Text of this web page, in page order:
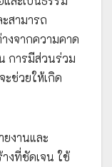
สามารถ
งจากความคาด
การมีส่วนร่วม
ช่วยให้เกิด
งานและ
งที่ชัดเจน ใช้